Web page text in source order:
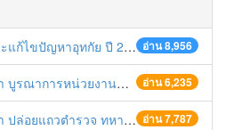
อ่าน 8,956
ก้ไขปัญหาอุทกัย ปี 2561
อ่าน 6,235
กอบการร้านค้าที่ยังฝ่าฝืนตั้งร้านค้ารุกล้ำเขตพื้นที่ทางหลวง เตรียมความปลอดภัยก่อนเทศกาลสงกรานต์
อ่าน 7,787
ารณะ สถานีขนส่งรถโดยสาร วินรถตู้ และสถานีรถไฟ เตรียมรับมือเทศกาลสงกรานต์